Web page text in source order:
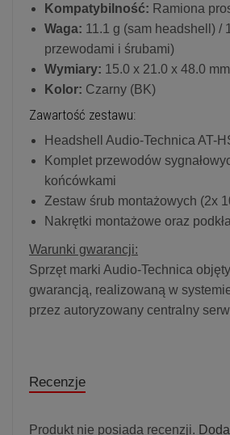
Kompatybilność: Ramiona
Waga: 11.1 g (sam headshell) /
przewodami i śrubami)
Wymiary: 15.0 x 21.0 x 48.0 mm
Kolor: Czarny (BK)
Zawartość zestawu:
Headshell Audio-Technica AT-
Komplet przewodów
końcówkami
Zestaw śrub montażowych (2x
Nakrętki montażowe oraz
Warunki gwarancji:
Sprzęt marki Audio-Technica
gwarancją, realizowaną w
przez autoryzowany centralny
Recenzje
Produkt nie posiada recenzji.